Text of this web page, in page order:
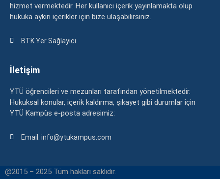
hizmet vermektedir. Her kullanıcı içerik yayınlamakta olup
hukuka aykırı içerikler için bize ulaşabilirsiniz.
BTK Yer Sağlayıcı
İletişim
YTÜ öğrencileri ve mezunları tarafından yönetilmektedir.
Hukuksal konular, içerik kaldırma, şikayet gibi durumlar için
YTÜ Kampüs e-posta adresimiz:
Email: info@ytukampus.com
@2015 – 2025 Tüm hakları saklıdır.